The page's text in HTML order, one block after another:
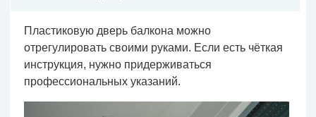
Пластиковую дверь балкона можно
отрегулировать своими руками. Если есть чёткая
инструкция, нужно придерживаться
профессиональных указаний.